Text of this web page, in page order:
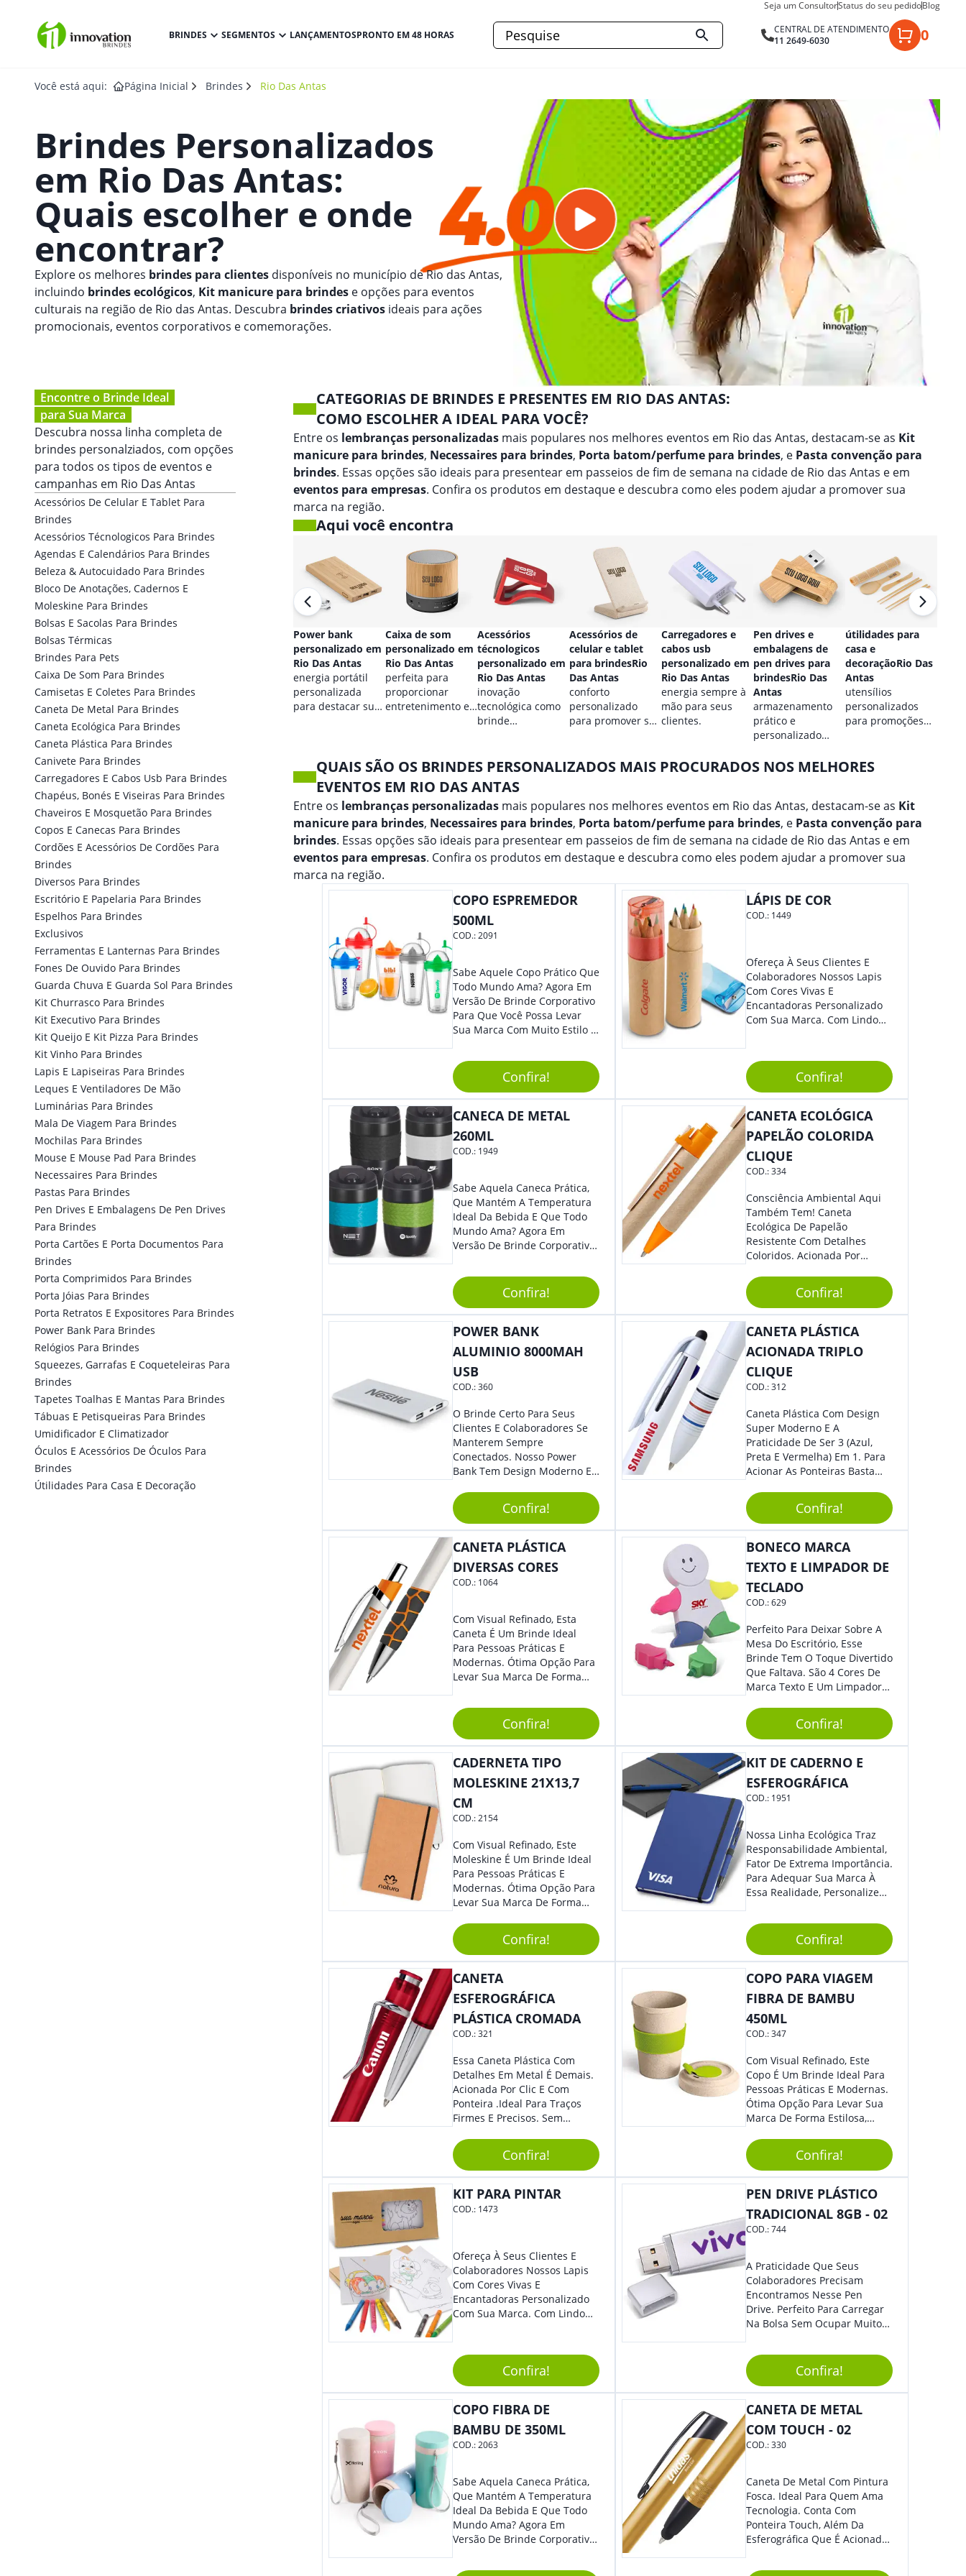
Seja um ConsultorStatus do seu pedidoBlog
BRINDES SEGMENTOS LANÇAMENTOSPRONTO EM 48 HORAS
CENTRAL DE ATENDIMENTO
11 2649-6030
0
Você está aqui: Página Inicial Brindes Rio Das Antas
Brindes Personalizados
em Rio Das Antas:
Quais escolher e onde
encontrar?
Explore os melhores brindes para clientes disponíveis no município de Rio das Antas,
incluindo brindes ecológicos, Kit manicure para brindes e opções para eventos
culturais na região de Rio das Antas. Descubra brindes criativos ideais para ações
promocionais, eventos corporativos e comemorações.
Encontre o Brinde Ideal
para Sua Marca
Descubra nossa linha completa de
brindes personalziados, com opções
para todos os tipos de eventos e
campanhas em Rio Das Antas
Acessórios De Celular E Tablet Para
Brindes
Acessórios Técnologicos Para Brindes
Agendas E Calendários Para Brindes
Beleza & Autocuidado Para Brindes
Bloco De Anotações, Cadernos E
Moleskine Para Brindes
Bolsas E Sacolas Para Brindes
Bolsas Térmicas
Brindes Para Pets
Caixa De Som Para Brindes
Camisetas E Coletes Para Brindes
Caneta De Metal Para Brindes
Caneta Ecológica Para Brindes
Caneta Plástica Para Brindes
Canivete Para Brindes
Carregadores E Cabos Usb Para Brindes
Chapéus, Bonés E Viseiras Para Brindes
Chaveiros E Mosquetão Para Brindes
Copos E Canecas Para Brindes
Cordões E Acessórios De Cordões Para
Brindes
Diversos Para Brindes
Escritório E Papelaria Para Brindes
Espelhos Para Brindes
Exclusivos
Ferramentas E Lanternas Para Brindes
Fones De Ouvido Para Brindes
Guarda Chuva E Guarda Sol Para Brindes
Kit Churrasco Para Brindes
Kit Executivo Para Brindes
Kit Queijo E Kit Pizza Para Brindes
Kit Vinho Para Brindes
Lapis E Lapiseiras Para Brindes
Leques E Ventiladores De Mão
Luminárias Para Brindes
Mala De Viagem Para Brindes
Mochilas Para Brindes
Mouse E Mouse Pad Para Brindes
Necessaires Para Brindes
Pastas Para Brindes
Pen Drives E Embalagens De Pen Drives
Para Brindes
Porta Cartões E Porta Documentos Para
Brindes
Porta Comprimidos Para Brindes
Porta Jóias Para Brindes
Porta Retratos E Expositores Para Brindes
Power Bank Para Brindes
Relógios Para Brindes
Squeezes, Garrafas E Coqueteleiras Para
Brindes
Tapetes Toalhas E Mantas Para Brindes
Tábuas E Petisqueiras Para Brindes
Umidificador E Climatizador
Óculos E Acessórios De Óculos Para
Brindes
Útilidades Para Casa E Decoração
CATEGORIAS DE BRINDES E PRESENTES EM RIO DAS ANTAS:
COMO ESCOLHER A IDEAL PARA VOCÊ?
Entre os lembranças personalizadas mais populares nos melhores eventos em Rio das Antas, destacam-se as Kit
manicure para brindes, Necessaires para brindes, Porta batom/perfume para brindes, e Pasta convenção para
brindes. Essas opções são ideais para presentear em passeios de fim de semana na cidade de Rio das Antas e em
eventos para empresas. Confira os produtos em destaque e descubra como eles podem ajudar a promover sua
marca na região.
Aqui você encontra
Power bank
personalizado em
Rio Das Antas
energia portátil
personalizada
para destacar sua
Caixa de som
personalizado em
Rio Das Antas
perfeita para
proporcionar
entretenimento e
Acessórios
técnologicos
personalizado em
Rio Das Antas
inovação
tecnológica como
brinde
Acessórios de
celular e tablet
para brindesRio
Das Antas
conforto
personalizado
para promover sua
Carregadores e
cabos usb
personalizado em
Rio Das Antas
energia sempre à
mão para seus
clientes.
Pen drives e
embalagens de
pen drives para
brindesRio Das
Antas
armazenamento
prático e
personalizado
útilidades para
casa e
decoraçãoRio Das
Antas
utensílios
personalizados
para promoções
QUAIS SÃO OS BRINDES PERSONALIZADOS MAIS PROCURADOS NOS MELHORES
EVENTOS EM RIO DAS ANTAS
Entre os lembranças personalizadas mais populares nos melhores eventos em Rio das Antas, destacam-se as Kit
manicure para brindes, Necessaires para brindes, Porta batom/perfume para brindes, e Pasta convenção para
brindes. Essas opções são ideais para presentear em passeios de fim de semana na cidade de Rio das Antas e em
eventos para empresas. Confira os produtos em destaque e descubra como eles podem ajudar a promover sua
marca na região.
COPO ESPREMEDOR
500ML
COD.:2091
Sabe Aquele Copo Prático Que
Todo Mundo Ama? Agora Em
Versão De Brinde Corporativo
Para Que Você Possa Levar
Sua Marca Com Muito Estilo E
Praticidade À Eventos E Feiras
De Exposição.Confira!
LÁPIS DE COR
COD.: 1449
Ofereça À Seus Clientes E
Colaboradores Nossos Lapis
Com Cores Vivas E
Encantadoras Personalizado
Com Sua Marca. Com Lindo
Perfeito, Não É?!
Confira!
CANECA DE METAL
260ML
COD.: 1949
Sabe Aquela Caneca Prática,
Que Mantém A Temperatura
Ideal Da Bebida E Que Todo
Mundo Ama? Agora Em
Versão De Brinde Corporativo
Sua Marca Com Muito Estilo E
Acrescentar Ainda Mais
Praticidade À Eventos E Feiras
De Exposição.
Confira!
CANETA ECOLÓGICA
PAPELÃO COLORIDA
CLIQUE
COD.:334
Consciência Ambiental Aqui
Também Tem! Caneta
Ecológica De Papelão
Resistente Com Detalhes
Coloridos. Acionada Por
E Tem Ponteira Firme, Ideal
Para Traços Precisos.
Confira!
POWER BANK
ALUMINIO 8000MAH
USB
COD.:360
O Brinde Certo Para Seus
Clientes E Colaboradores Se
Manterem Sempre
Conectados. Nosso Power
Bank Tem Design Moderno E
Na Bolsa Ou Na Mochila.
Compatível Com Diversos
Aparelhos, O Brinde É Super
Eficiente E Ágil, Ideal Para
Dia A Dia. Personalize-O Com
Sua Marca E Tenha Ainda
Feiras De Negócios.
Confira!
CANETA PLÁSTICA
ACIONADA TRIPLO
CLIQUE
COD.:312
Caneta Plástica Com Design
Super Moderno E A
Praticidade De Ser 3 (Azul,
Preta E Vermelha) Em 1. Para
Acionar As Ponteiras Basta
Baixo.
Confira!
CANETA PLÁSTICA
DIVERSAS CORES
COD.: 1064
Com Visual Refinado, Esta
Caneta É Um Brinde Ideal
Para Pessoas Práticas E
Modernas. Ótima Opção Para
Levar Sua Marca De Forma
Sua Empresa Em Eventos,
Reuniões Corporativas Ou Até
Mesmo Para Presentear
Colaboradores E Parceiros De
Sua Empresa.
Confira!
BONECO MARCA
TEXTO E LIMPADOR DE
TECLADO
COD.:629
Perfeito Para Deixar Sobre A
Mesa Do Escritório, Esse
Brinde Tem O Toque Divertido
Que Faltava. São 4 Cores De
Marca Texto E Um Limpador
Boneco. Demais, Não É?
Personalize Com Sua Marca.
Super Criativo, Seus Clientes E
Colaboradores Irão Adorar.
Confira!
CADERNETA TIPO
MOLESKINE 21X13,7
CM
COD.:2154
Com Visual Refinado, Este
Moleskine É Um Brinde Ideal
Para Pessoas Práticas E
Modernas. Ótima Opção Para
Levar Sua Marca De Forma
Sua Empresa Em Eventos,
Reuniões Corporativas Ou Até
Mesmo Para Presentear
Colaboradores E Parceiros De
Confira!
KIT DE CADERNO E
ESFEROGRÁFICA
COD.: 1951
Nossa Linha Ecológica Traz
Responsabilidade Ambiental,
Fator De Extrema Importância.
Para Adequar Sua Marca À
Essa Realidade, Personalize
Anotações Com Post-It E
Caneta. Elaborado A Partir De
Material Reciclado, O Brinde
Também É Prático, Tornando-
Se Assim Excelente Para Uso
Cotidiano. Perfeito, Não É?!
Confira!
CANETA
ESFEROGRÁFICA
PLÁSTICA CROMADA
COD.:321
Essa Caneta Plástica Com
Detalhes Em Metal É Demais.
Acionada Por Clic E Com
Ponteira .Ideal Para Traços
Firmes E Precisos. Sem
Brinde Para Representar Sua
Marca.
Confira!
COPO PARA VIAGEM
FIBRA DE BAMBU
450ML
COD.:347
Com Visual Refinado, Este
Copo É Um Brinde Ideal Para
Pessoas Práticas E Modernas.
Ótima Opção Para Levar Sua
Marca De Forma Estilosa,
Empresa Em Eventos,
Reuniões Corporativas Ou Até
Mesmo Para Presentear
Colaboradores.
Confira!
KIT PARA PINTAR
COD.: 1473
Ofereça À Seus Clientes E
Colaboradores Nossos Lapis
Com Cores Vivas E
Encantadoras Personalizado
Com Sua Marca. Com Lindo
Perfeito, Não É?!
Confira!
PEN DRIVE PLÁSTICO
TRADICIONAL 8GB - 02
COD.:744
A Praticidade Que Seus
Colaboradores Precisam
Encontramos Nesse Pen
Drive. Perfeito Para Carregar
Na Bolsa Sem Ocupar Muito
Qualquer Lugar Todos Os
Arquivos Desejados. Ideal
Para Oferecer Em Eventos E
Feiras De Exposições.
Confira!
COPO FIBRA DE
BAMBU DE 350ML
COD.:2063
Sabe Aquela Caneca Prática,
Que Mantém A Temperatura
Ideal Da Bebida E Que Todo
Mundo Ama? Agora Em
Versão De Brinde Corporativo
Sua Marca Com Muito Estilo E
CANETA DE METAL
COM TOUCH - 02
COD.:330
Caneta De Metal Com Pintura
Fosca. Ideal Para Quem Ama
Tecnologia. Conta Com
Ponteira Touch, Além Da
Esferográfica Que É Acionada
Com Elegância E